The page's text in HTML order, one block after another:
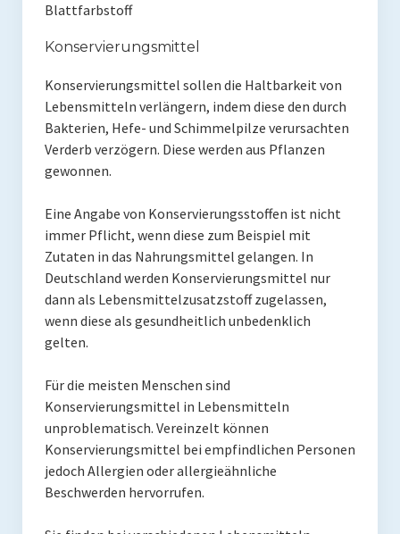
Blattfarbstoff
Konservierungsmittel
Konservierungsmittel sollen die Haltbarkeit von
Lebensmitteln verlängern, indem diese den durch
Bakterien, Hefe- und Schimmelpilze verursachten
Verderb verzögern. Diese werden aus Pflanzen
gewonnen.
Eine Angabe von Konservierungsstoffen ist nicht
immer Pflicht, wenn diese zum Beispiel mit
Zutaten in das Nahrungsmittel gelangen. In
Deutschland werden Konservierungsmittel nur
dann als Lebensmittelzusatzstoff zugelassen,
wenn diese als gesundheitlich unbedenklich
gelten.
Für die meisten Menschen sind
Konservierungsmittel in Lebensmitteln
unproblematisch. Vereinzelt können
Konservierungsmittel bei empfindlichen Personen
jedoch Allergien oder allergieähnliche
Beschwerden hervorrufen.